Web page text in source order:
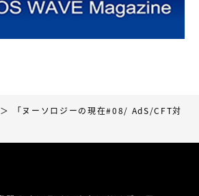
＞ 「ヌーソロジーの現在#08/ AdS/CFT対